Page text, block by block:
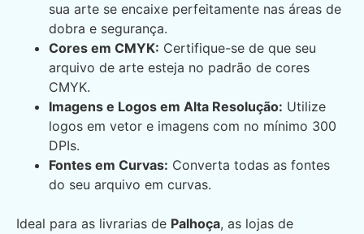
sua arte se encaixe perfeitamente nas áreas de
dobra e segurança.
Cores em CMYK: Certifique-se de que seu
arquivo de arte esteja no padrão de cores
CMYK.
Imagens e Logos em Alta Resolução: Utilize
logos em vetor e imagens com no mínimo 300
DPIs.
Fontes em Curvas: Converta todas as fontes
do seu arquivo em curvas.
Ideal para as livrarias de Palhoça, as lojas de